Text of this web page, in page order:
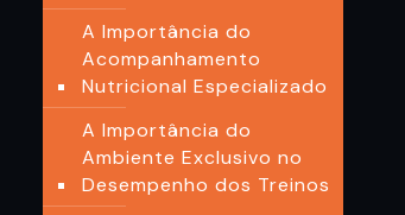
A Importância do
Acompanhamento
Nutricional Especializado
A Importância do
Ambiente Exclusivo no
Desempenho dos Treinos